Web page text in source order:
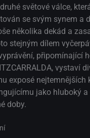
světové válce,
se svým synem a
několika dekád a
stejným dílem
připomínající
vystaví
exposé nejtemnějších
jako hluboký
doby.